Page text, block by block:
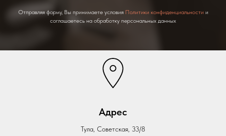
Отправляя форму, Вы принимаете условия Политики конфиденциальности и
соглашаетесь на обработку персональных данных
Адрес
Тула, Советская, 33/8